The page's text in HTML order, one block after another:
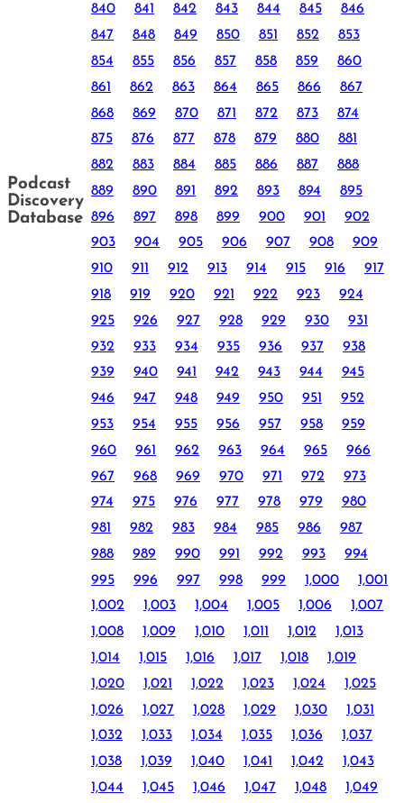
Podcast
Discovery
Database
840
841 842 843 844 845
846
847
848 849 850 851 852
853
854
855 856 857 858 859
860
861
862 863 864 865 866
867
868
869 870 871 872 873
874
875
876 877 878 879 880
881
882
883 884 885 886 887
888
889
890 891 892 893 894
895
896
897 898 899 900 901
902
903
904 905 906 907 908
909
910
911 912 913 914 915 916
917
918
919 920 921 922 923
924
925
926 927 928 929 930
931
932
933 934 935 936 937
938
939
940 941 942 943 944
945
946
947 948 949 950 951
952
953
954 955 956 957 958
959
960
961 962 963 964 965
966
967
968 969 970 971 972
973
974
975 976 977 978 979
980
981
982 983 984 985 986
987
988
989 990 991 992 993
994
995
996 997 998 999 1,000
1,001
1,002
1,003 1,004 1,005 1,006
1,007
1,008
1,009 1,010 1,011 1,012
1,013
1,014
1,015 1,016 1,017 1,018
1,019
1,020
1,021 1,022 1,023 1,024
1,025
1,026
1,027 1,028 1,029 1,030
1,031
1,032
1,033 1,034 1,035 1,036
1,037
1,038
1,039 1,040 1,041 1,042
1,043
1,044
1,045 1,046 1,047 1,048
1,049